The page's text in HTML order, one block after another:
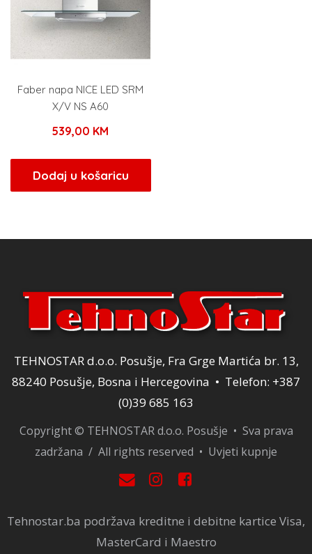
Faber napa NICE LED SRM
X/V NS A60
539,00 KM
Dodaj u košaricu
TEHNOSTAR d.o.o. Posušje, Fra Grge Martića br. 13,
88240 Posušje, Bosna i Hercegovina • Telefon: +387
(0)39 685 163
Copyright © TEHNOSTAR d.o.o. Posušje • Sva prava
zadržana / All rights reserved • Uvjeti kupnje
Tehnostar.ba podržava kreditne i debitne kartice Visa,
MasterCard i Maestro